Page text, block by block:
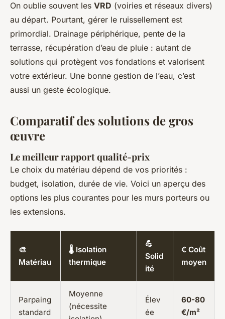
On oublie souvent les VRD (voiries et réseaux divers)
au départ. Pourtant, gérer le ruissellement est
primordial. Drainage périphérique, pente de la
terrasse, récupération d’eau de pluie : autant de
solutions qui protègent vos fondations et valorisent
votre extérieur. Une bonne gestion de l’eau, c’est
aussi un geste écologique.
Comparatif des solutions de gros
œuvre
Le meilleur rapport qualité-prix
Le choix du matériau dépend de vos priorités :
budget, isolation, durée de vie. Voici un aperçu des
options les plus courantes pour les murs porteurs ou
les extensions.
🎨
Matériau
🌡️ Isolation
thermique
💪
Solid
ité
€ Coût
moyen
Parpaing
standard
Moyenne
(nécessite
Élev
ée
60-80
€/m²